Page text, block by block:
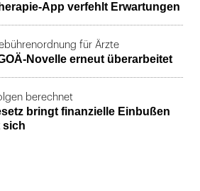
App verfehlt Erwartungen
für Ärzte
Novelle erneut überarbeitet
berechnet
bringt finanzielle Einbußen
sich